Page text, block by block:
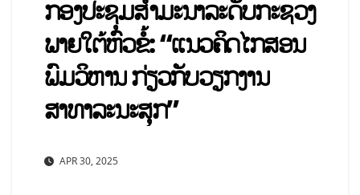
ກອງປະຊຸມສຳມະນາລະດັບກະຊວງ
ພາຍໃຕ້ຫົວຂໍ້: “ແນວຄິດໄກສອນ
ພົມວິຫານ ກ່ຽວກັບວຽກງານ
ສາທາລະນະສຸກ”
APR 30, 2025